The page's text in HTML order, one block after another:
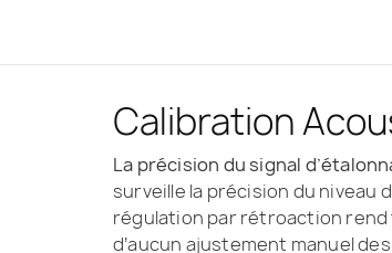
Calibration
La précision du signal
surveille la précision du
régulation par rétroaction rend
d’aucun ajustement manuel